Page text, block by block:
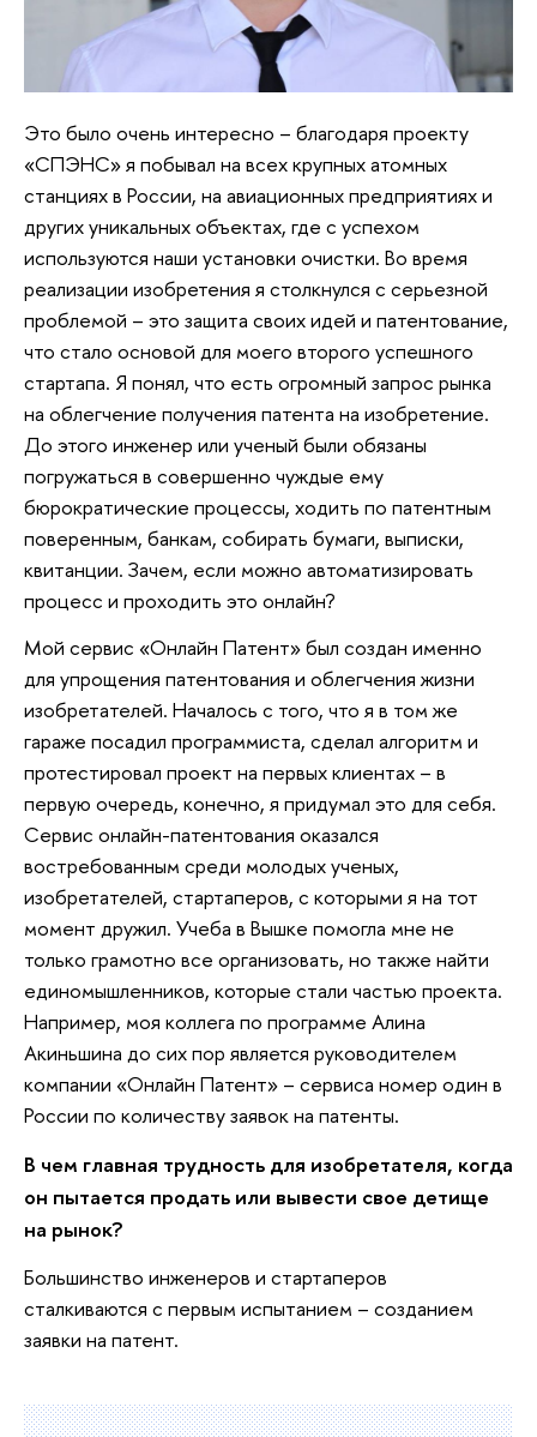
Это было очень интересно – благодаря проекту
«СПЭНС» я побывал на всех крупных атомных
станциях в России, на авиационных предприятиях и
других уникальных объектах, где с успехом
используются наши установки очистки. Во время
реализации изобретения я столкнулся с серьезной
проблемой – это защита своих идей и патентование,
что стало основой для моего второго успешного
стартапа. Я понял, что есть огромный запрос рынка
на облегчение получения патента на изобретение.
До этого инженер или ученый были обязаны
погружаться в совершенно чуждые ему
бюрократические процессы, ходить по патентным
поверенным, банкам, собирать бумаги, выписки,
квитанции. Зачем, если можно автоматизировать
процесс и проходить это онлайн?
Мой сервис «Онлайн Патент» был создан именно
для упрощения патентования и облегчения жизни
изобретателей. Началось с того, что я в том же
гараже посадил программиста, сделал алгоритм и
протестировал проект на первых клиентах – в
первую очередь, конечно, я придумал это для себя.
Сервис онлайн-патентования оказался
востребованным среди молодых ученых,
изобретателей, стартаперов, с которыми я на тот
момент дружил. Учеба в Вышке помогла мне не
только грамотно все организовать, но также найти
единомышленников, которые стали частью проекта.
Например, моя коллега по программе Алина
Акиньшина до сих пор является руководителем
компании «Онлайн Патент» – сервиса номер один в
России по количеству заявок на патенты.
В чем главная трудность для изобретателя, когда
он пытается продать или вывести свое детище
на рынок?
Большинство инженеров и стартаперов
сталкиваются с первым испытанием – созданием
заявки на патент.